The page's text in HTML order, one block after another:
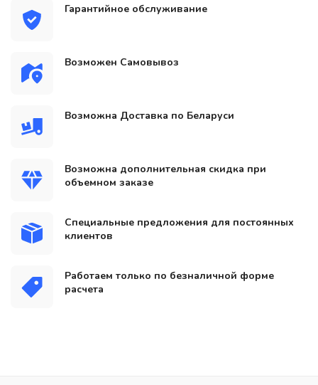
Гарантийное обслуживание
Возможен Самовывоз
Возможна Доставка по Беларуси
Возможна дополнительная скидка при
объемном заказе
Специальные предложения для постоянных
клиентов
Работаем только по безналичной форме
расчета